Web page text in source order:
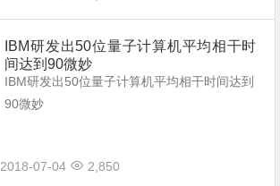
IBM研发出50位量子计算机平均相干时
间达到90微妙
IBM研发出50位量子计算机平均相干时间达到
90微妙
2018-07-04 2,850